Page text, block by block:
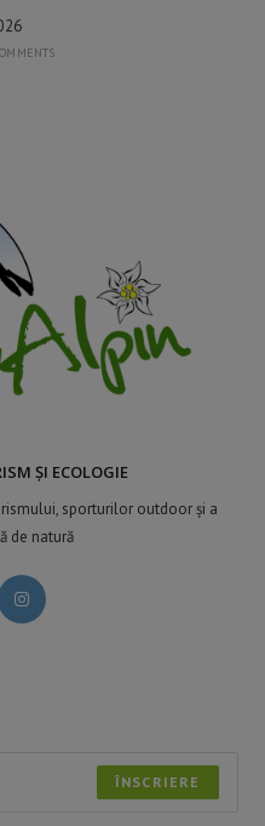
ȘI ECOLOGIE
sporturilor outdoor și a
de natură
ÎNSCRIERE